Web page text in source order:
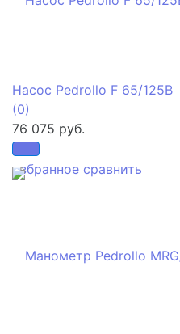
избранное сравнить
Насос Pedrollo F 65/125B
(0)
76 075 руб.